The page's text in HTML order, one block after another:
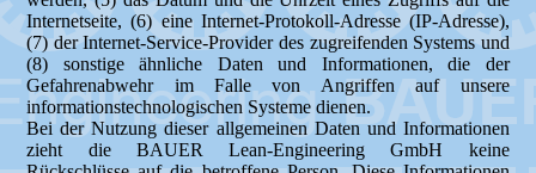
Internetseite, (6) eine Internet-Protokoll-Adresse (IP-Adresse),
(7) der Internet-Service-Provider des zugreifenden Systems und
(8) sonstige ähnliche Daten und Informationen, die der
Gefahrenabwehr im Falle von Angriffen auf unsere
informationstechnologischen Systeme dienen.
Bei der Nutzung dieser allgemeinen Daten und Informationen
zieht die BAUER Lean-Engineering GmbH keine